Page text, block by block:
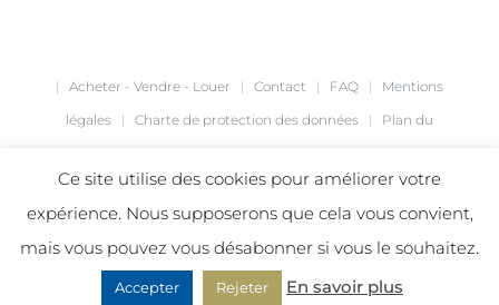
| Acheter - Vendre - Louer | Contact | FAQ | Mentions
légales | Charte de protection des données | Plan du
FacebookLinkedInInstagram
Ce site utilise des cookies pour améliorer votre
expérience. Nous supposerons que cela vous convient,
mais vous pouvez vous désabonner si vous le souhaitez.
Accepter Rejeter En savoir plus